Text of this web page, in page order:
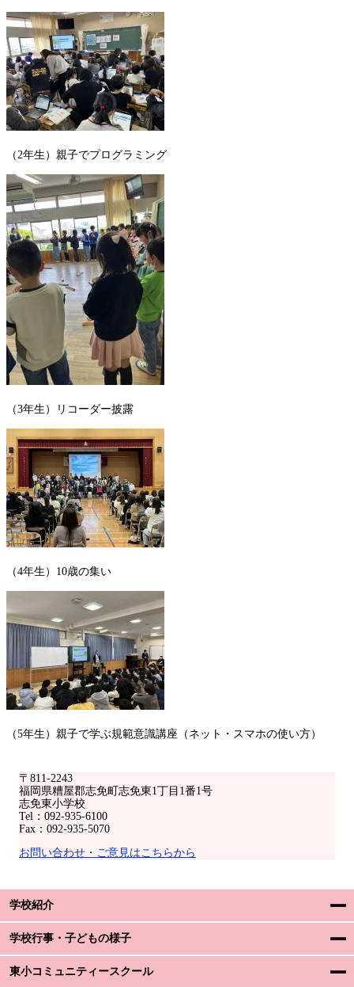
〒811-2243
福岡県糟屋郡志免町志免東1丁目1番1号
志免東小学校
Tel：092-935-6100
Fax：092-935-5070
お問い合わせ・ご意見はこちらから
学校紹介
学校行事・子どもの様子
東小コミュニティースクール
（2年生）親子でプログラミング
（3年生）リコーダー披露
（4年生）10歳の集い
（5年生）親子で学ぶ規範意識講座（ネット・スマホの使い方）